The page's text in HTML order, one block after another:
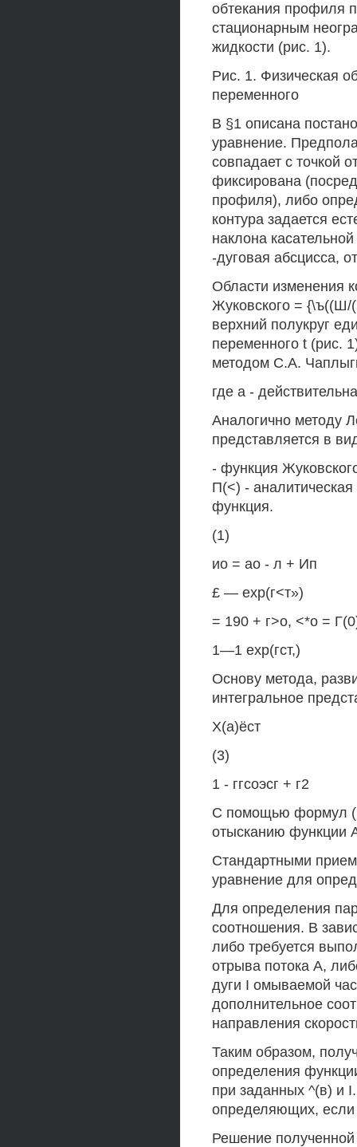
обтекания профиля
стационарным
жидкости (рис. 1).
Рис. 1. Физическая
переменного
В §1 описана
уравнение.
совпадает с точкой
фиксирована
профиля), либо
контура задается
наклона
-дуговая абсцисса,
Области изменения
Жуковского = {\ъ((Ш/
верхний полукруг
переменного t (рис.
методом С.А.
где а -
Аналогично методу
представляется в
- функция
П(<) -
функция.
(1)
ио = ао - л + Ип
£ — ехр(г<т»)
= 190 + г>о, <*о =
1—1 ехр(гст,)
Основу метода,
интегральное
Х(а)ёст
(3)
1 - ггсоэсг + г2
С помощью формул
отысканию функции
Стандартными
уравнение для
Для определения
соотношения. В
либо требуется
отрыва потока А,
дуги I омываемой
дополнительное
направления
Таким образом,
определения
при заданных ^(в) и
определяющих, если
Решение